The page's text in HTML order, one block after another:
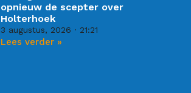
opnieuw de scepter over
Holterhoek
3 augustus, 2026 21:21
Lees verder »